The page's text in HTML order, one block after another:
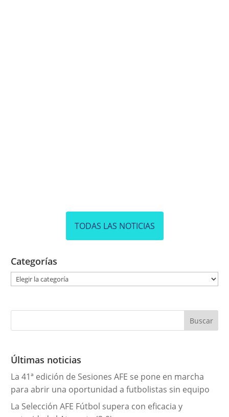
TODAS LAS NOTICIAS
Categorías
g
r
a
s
Últimas noticias
La 41ª edición de Sesiones AFE se pone en marcha
para abrir una oportunidad a futbolistas sin equipo
La Selección AFE Fútbol supera con eficacia y